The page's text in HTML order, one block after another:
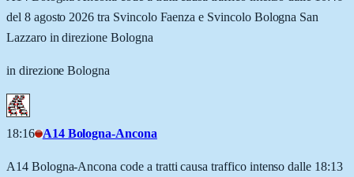
del 8 agosto 2026 tra Svincolo Faenza e Svincolo Bologna San
Lazzaro in direzione Bologna
in direzione Bologna
18:16 A14 Bologna-Ancona
A14 Bologna-Ancona code a tratti causa traffico intenso dalle 18:13